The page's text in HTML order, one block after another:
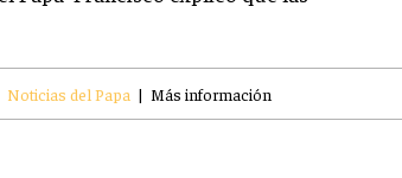
Noticias del Papa | Más información